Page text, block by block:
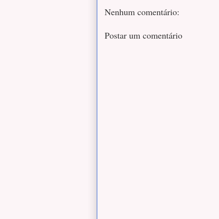
Nenhum comentário:
Postar um comentário